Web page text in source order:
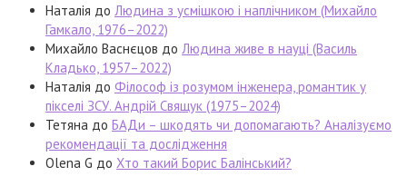
Наталія до Людина з усмішкою і наплічником (Михайло
Гамкало, 1976–2022)
Михайло Васнєцов до Людина живе в науці (Василь
Кладько, 1957–2022)
Наталія до Філософ із розумом інженера, романтик у
пікселі ЗСУ. Андрій Свящук (1975–2024)
Тетяна до БАДи – шкодять чи допомагають? Аналізуємо
рекомендації та дослідження
Olena G до Хто такий Борис Балінський?